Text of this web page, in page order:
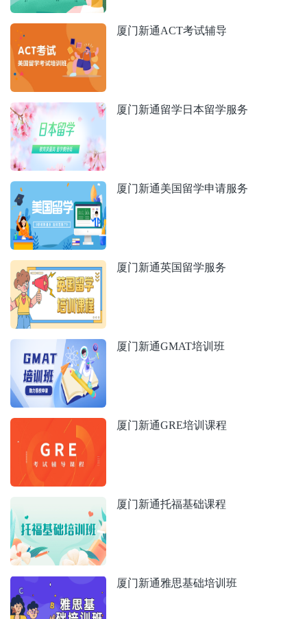
厦门新通ACT考试辅导
厦门新通留学日本留学服务
厦门新通美国留学申请服务
厦门新通英国留学服务
厦门新通GMAT培训班
厦门新通GRE培训课程
厦门新通托福基础课程
厦门新通雅思基础培训班